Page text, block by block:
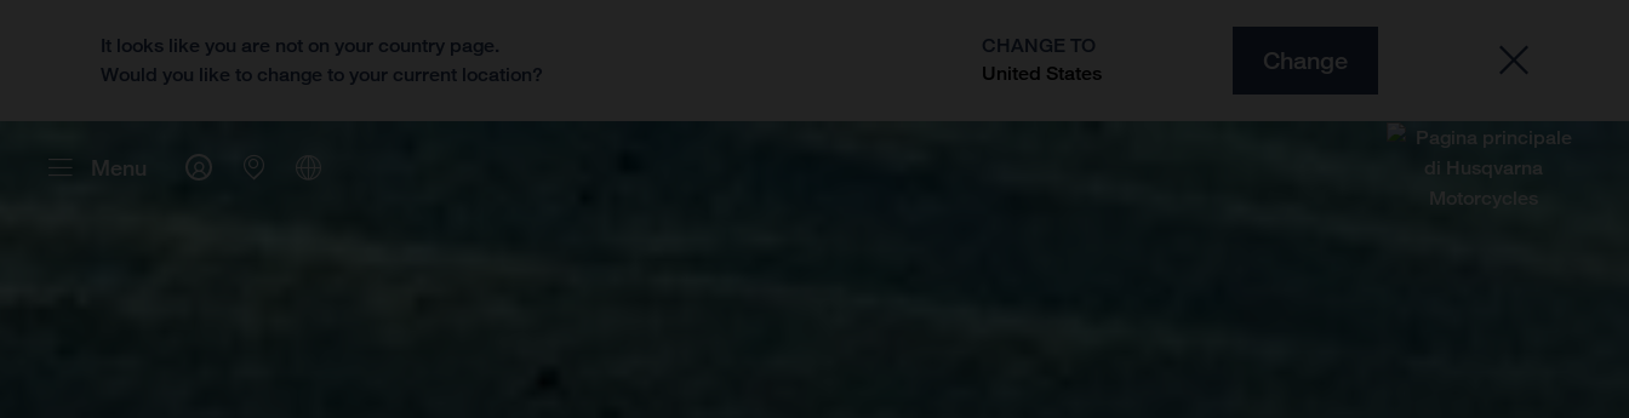
It looks like you are not on your country page.
Would you like to change to your current location?
CHANGE TO
United States
Change
Menu